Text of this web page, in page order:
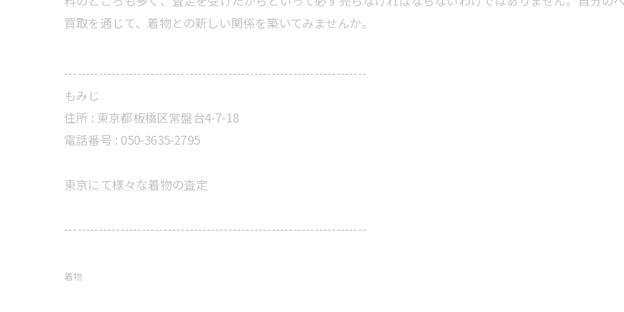
買取を通じて、着物との新しい関係を築いてみませんか。
----------------------------------------------------------------------
もみじ
住所 : 東京都板橋区常盤台4-7-18
電話番号 : 050-3635-2795
東京にて様々な着物の査定
----------------------------------------------------------------------
着物